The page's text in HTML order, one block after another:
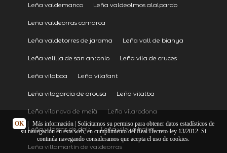
Leña valdemanco Leña valdeolmos alalpardo
Leña valdeorras comarca
Leña valdetorres de jarama Leña vall de bianya
Leña velilla de san antonio Leña vila de cruces
Leña vilaboa Leña vilafant
Leña vilagarcía de arousa Leña vilalba
Leña vilanova de meià Leña vilarodona
Leña vilassar de dalt Leña vilella baixa
Leña villamartín de valdeorras
OK Más información| Solicitamos su permiso para obtener datos estadísticos de
su navegación en esta web, en cumplimiento del Real Decreto-ley 13/2012. Si
continúa navegando consideramos que acepta el uso de cookies.